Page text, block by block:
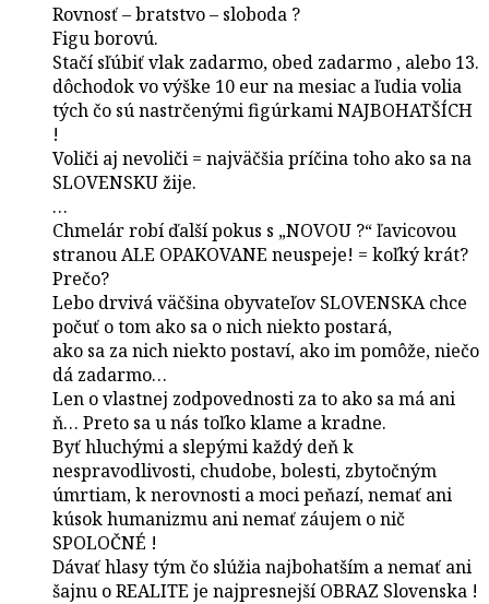
Rovnosť – bratstvo – sloboda ?
Figu borovú.
Stačí sľúbiť vlak zadarmo, obed zadarmo , alebo 13.
dôchodok vo výške 10 eur na mesiac a ľudia volia
tých čo sú nastrčenými figúrkami NAJBOHATŠÍCH
!
Voliči aj nevoliči = najväčšia príčina toho ako sa na
SLOVENSKU žije.
…
Chmelár robí ďalší pokus s „NOVOU ?“ ľavicovou
stranou ALE OPAKOVANE neuspeje! = koľký krát?
Prečo?
Lebo drvivá väčšina obyvateľov SLOVENSKA chce
počuť o tom ako sa o nich niekto postará,
ako sa za nich niekto postaví, ako im pomôže, niečo
dá zadarmo…
Len o vlastnej zodpovednosti za to ako sa má ani
ň… Preto sa u nás toľko klame a kradne.
Byť hluchými a slepými každý deň k
nespravodlivosti, chudobe, bolesti, zbytočným
úmrtiam, k nerovnosti a moci peňazí, nemať ani
kúsok humanizmu ani nemať záujem o nič
SPOLOČNÉ !
Dávať hlasy tým čo slúžia najbohatším a nemať ani
šajnu o REALITE je najpresnejší OBRAZ Slovenska !